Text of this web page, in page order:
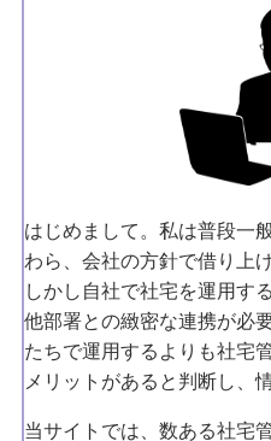
はじめまして。私は普段一
わら、会社の方針で借り上
しかし自社で社宅を運用す
他部署との緻密な連携が必
たちで運用するよりも社宅
メリットがあると判断し、
当サイトでは、数ある社宅